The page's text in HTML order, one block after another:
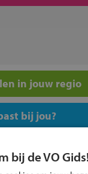
in jouw regio
bij jou?
bij de VO